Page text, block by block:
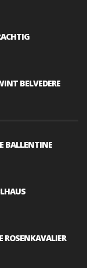
BELVEDERE
BALLENTINE
ROSENKAVALIER